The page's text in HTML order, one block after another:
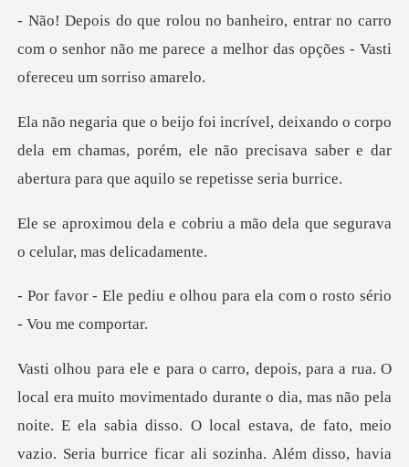
no carro
com o senhor não me parece a melhor
rpo
dela em chamas, porém, ele não precisava saber e da
iu a mão dela que segurava
o
olhou para ela com o rosto
, mas não pela
noite. E ela sabia disso. O local estava, de fato, meio
vazio. Seria burrice ficar al